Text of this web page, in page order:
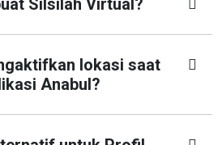
Silsilah Virtual?
lokasi saat
Anabul?